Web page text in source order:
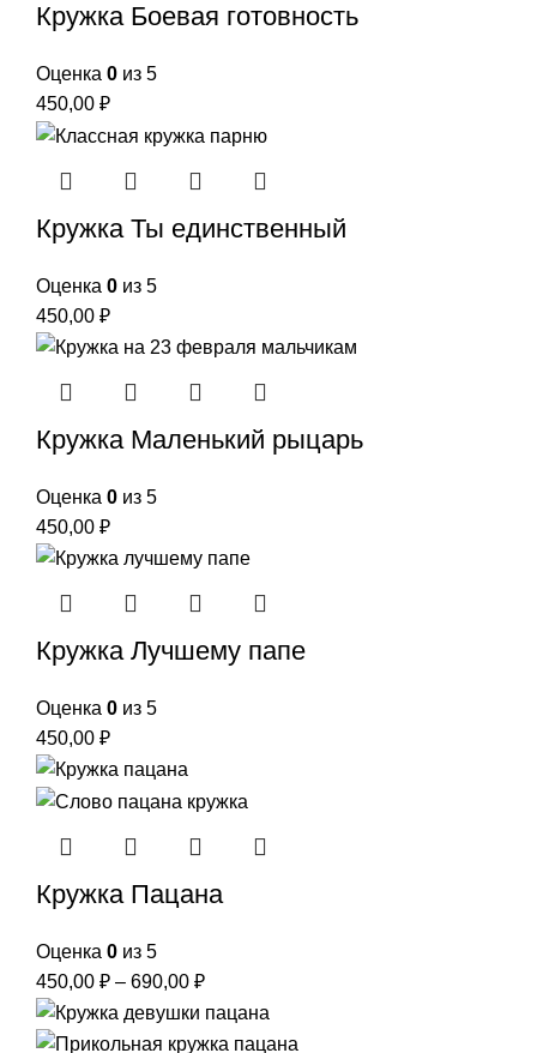
Кружка Боевая готовность
Оценка 0 из 5
450,00 ₽
Кружка Ты единственный
Оценка 0 из 5
450,00 ₽
Кружка Маленький рыцарь
Оценка 0 из 5
450,00 ₽
Кружка Лучшему папе
Оценка 0 из 5
450,00 ₽
Кружка Пацана
Оценка 0 из 5
450,00 ₽ – 690,00 ₽